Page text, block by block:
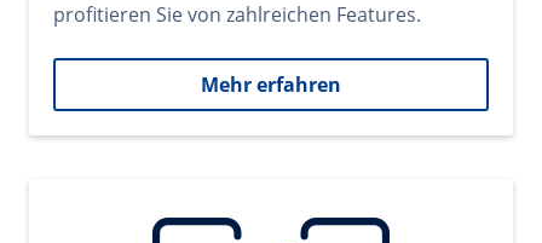
profitieren Sie von zahlreichen Features.
Mehr erfahren